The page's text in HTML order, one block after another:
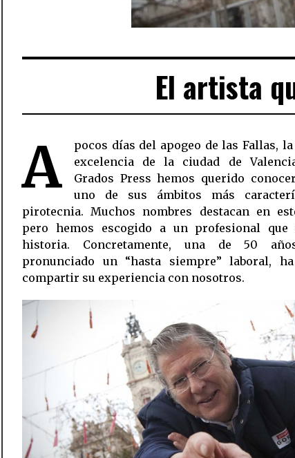
El artista
A
pocos días del apogeo de las Fallas,
excelencia de la ciudad de
Grados Press hemos querido
uno de sus ámbitos más
pirotecnia. Muchos nombres destacan en
pero hemos escogido a un profesional que
historia. Concretamente, una de 50
pronunciado un “hasta siempre” laboral, ha
compartir su experiencia con nosotros.